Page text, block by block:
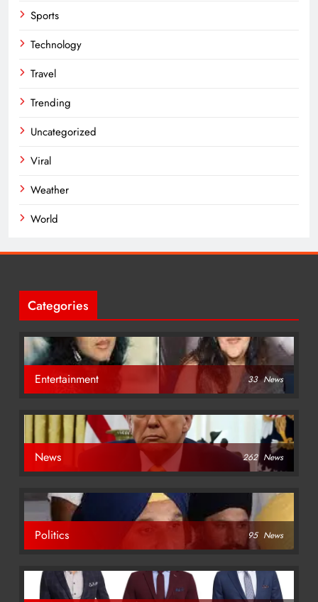
Sports
Technology
Travel
Trending
Uncategorized
Viral
Weather
World
Categories
Entertainment 33 News
News 262 News
Politics 95 News